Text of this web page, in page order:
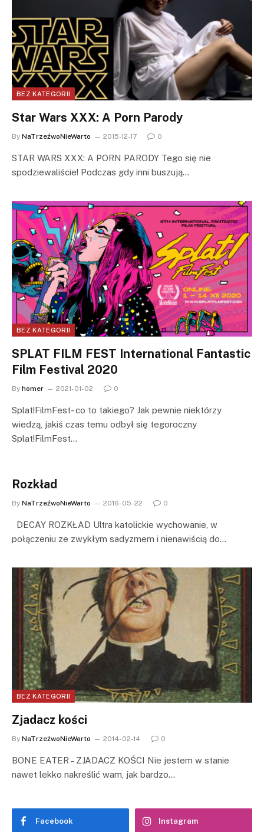
BEZ KATEGORII
Star Wars XXX: A Porn Parody
By NaTrzeźwoNieWarto 2015-12-17 0
STAR WARS XXX: A PORN PARODY Tego się nie
spodziewaliście! Podczas gdy inni buszują…
BEZ KATEGORII
SPLAT FILM FEST International Fantastic
Film Festival 2020
By homer 2021-01-02 0
Splat!FilmFest- co to takiego? Jak pewnie niektórzy
wiedzą, jakiś czas temu odbył się tegoroczny
Splat!FilmFest…
Rozkład
By NaTrzeźwoNieWarto 2016-05-22 0
DECAY ROZKŁAD Ultra katolickie wychowanie, w
połączeniu ze zwykłym sadyzmem i nienawiścią do…
BEZ KATEGORII
Zjadacz kości
By NaTrzeźwoNieWarto 2014-02-14 0
BONE EATER – ZJADACZ KOŚCI Nie jestem w stanie
nawet lekko nakreślić wam, jak bardzo…
Facebook Instagram